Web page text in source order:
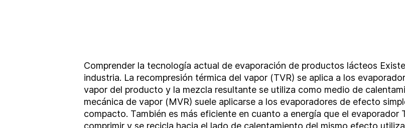
Comprender la tecnología actual de evaporación de productos lácteos
industria. La recompresión térmica del vapor (TVR) se aplica a los
vapor del producto y la mezcla resultante se utiliza como medio de
mecánica de vapor (MVR) suele aplicarse a los evaporadores de efecto
compacto. También es más eficiente en cuanto a energía que el evaporador
comprimir y se recicla hacia el lado de calentamiento del mismo efecto